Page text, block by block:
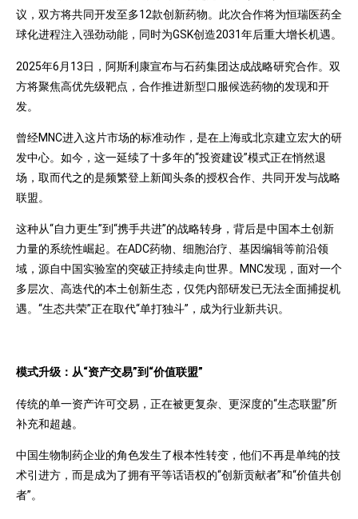
议，双方将共同开发至多12款创新药物。此次合作将为恒瑞医药全
球化进程注入强劲动能，同时为GSK创造2031年后重大增长机遇。
2025年6月13日，阿斯利康宣布与石药集团达成战略研究合作。双
方将聚焦高优先级靶点，合作推进新型口服候选药物的发现和开
发。
曾经MNC进入这片市场的标准动作，是在上海或北京建立宏大的研
发中心。如今，这一延续了十多年的“投资建设”模式正在悄然退
场，取而代之的是频繁登上新闻头条的授权合作、共同开发与战略
联盟。
这种从“自力更生”到“携手共进”的战略转身，背后是中国本土创新
力量的系统性崛起。在ADC药物、细胞治疗、基因编辑等前沿领
域，源自中国实验室的突破正持续走向世界。MNC发现，面对一个
多层次、高迭代的本土创新生态，仅凭内部研发已无法全面捕捉机
遇。“生态共荣”正在取代“单打独斗”，成为行业新共识。
模式升级：从“资产交易”到“价值联盟”
传统的单一资产许可交易，正在被更复杂、更深度的“生态联盟”所
补充和超越。
中国生物制药企业的角色发生了根本性转变，他们不再是单纯的技
术引进方，而是成为了拥有平等话语权的“创新贡献者”和“价值共创
者”。